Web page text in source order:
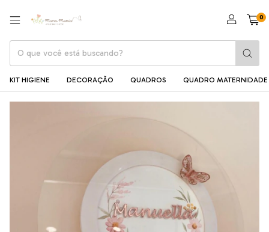
0
KIT HIGIENE DECORAÇÃO QUADROS QUADRO MATERNIDADE